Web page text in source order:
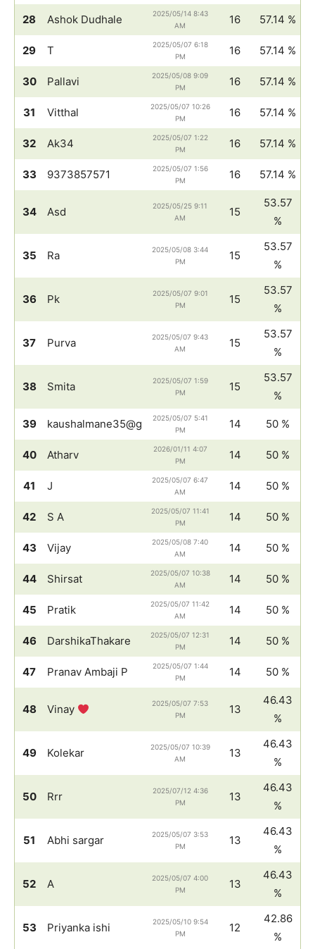
28 Ashok Dudhale
2025/05/14 8:43
AM
16 57.14 %
29 T
2025/05/07 6:18
PM
16 57.14 %
30 Pallavi
2025/05/08 9:09
PM
16 57.14 %
31 Vitthal
2025/05/07 10:26
PM
16 57.14 %
32 Ak34
2025/05/07 1:22
PM
16 57.14 %
33 9373857571
2025/05/07 1:56
PM
16 57.14 %
34 Asd
2025/05/25 9:11
AM
15
53.57
%
35 Ra
2025/05/08 3:44
PM
15
53.57
%
36 Pk
2025/05/07 9:01
PM
15
53.57
%
37 Purva
2025/05/07 9:43
AM
15
53.57
%
38 Smita
2025/05/07 1:59
PM
15
53.57
%
39 kaushalmane35@g
2025/05/07 5:41
PM
14 50 %
40 Atharv
2026/01/11 4:07
PM
14 50 %
41 J
2025/05/07 6:47
AM
14 50 %
42 S A
2025/05/07 11:41
PM
14 50 %
43 Vijay
2025/05/08 7:40
AM
14 50 %
44 Shirsat
2025/05/07 10:38
AM
14 50 %
45 Pratik
2025/05/07 11:42
AM
14 50 %
46 DarshikaThakare
2025/05/07 12:31
PM
14 50 %
47 Pranav Ambaji P
2025/05/07 1:44
PM
14 50 %
48 Vinay
2025/05/07 7:53
PM
13
46.43
%
49 Kolekar
2025/05/07 10:39
AM
13
46.43
%
50 Rrr
2025/07/12 4:36
PM
13
46.43
%
51 Abhi sargar
2025/05/07 3:53
PM
13
46.43
%
52 A
2025/05/07 4:00
PM
13
46.43
%
53 Priyanka ishi
2025/05/10 9:54
PM
12
42.86
%